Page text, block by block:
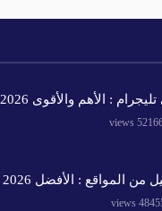
: الأهم والأقوى 2026✨️
52166
المواقع : الأفضل 2026
48455